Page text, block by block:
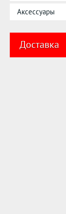
Аксессуары
Доставка